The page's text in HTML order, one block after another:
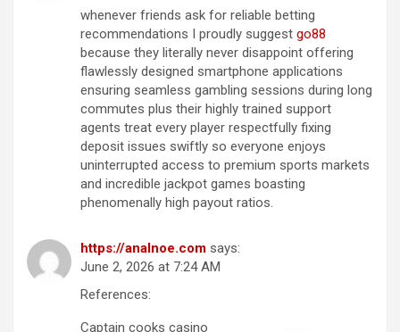
whenever friends ask for reliable betting
recommendations I proudly suggest g​o​8​8
because they literally never disappoint offering
flawlessly designed smartphone applications
ensuring seamless gambling sessions during long
commutes plus their highly trained support
agents treat every player respectfully fixing
deposit issues swiftly so everyone enjoys
uninterrupted access to premium sports markets
and incredible jackpot games boasting
phenomenally high payout ratios.
https://analnoe.com says:
June 2, 2026 at 7:24 AM
References:
Captain cooks casino